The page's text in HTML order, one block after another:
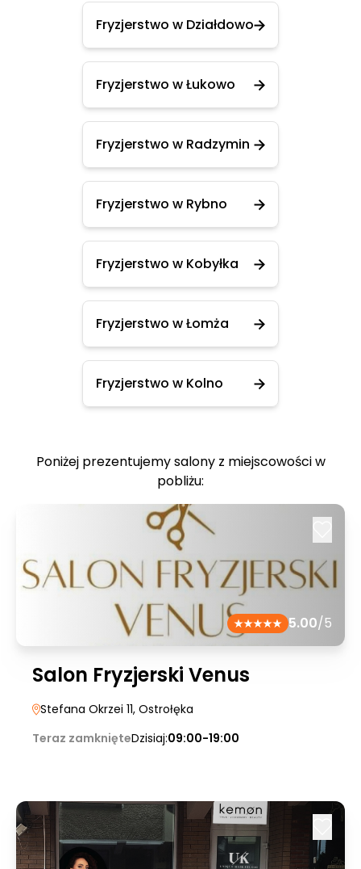
Fryzjerstwo w Działdowo
Fryzjerstwo w Łukowo
Fryzjerstwo w Radzymin
Fryzjerstwo w Rybno
Fryzjerstwo w Kobyłka
Fryzjerstwo w Łomża
Fryzjerstwo w Kolno
Poniżej prezentujemy salony z miejscowości w
pobliżu:
5.00/5
Salon Fryzjerski Venus
Stefana Okrzei 11, Ostrołęka
Teraz zamknięteDzisiaj:09:00-19:00